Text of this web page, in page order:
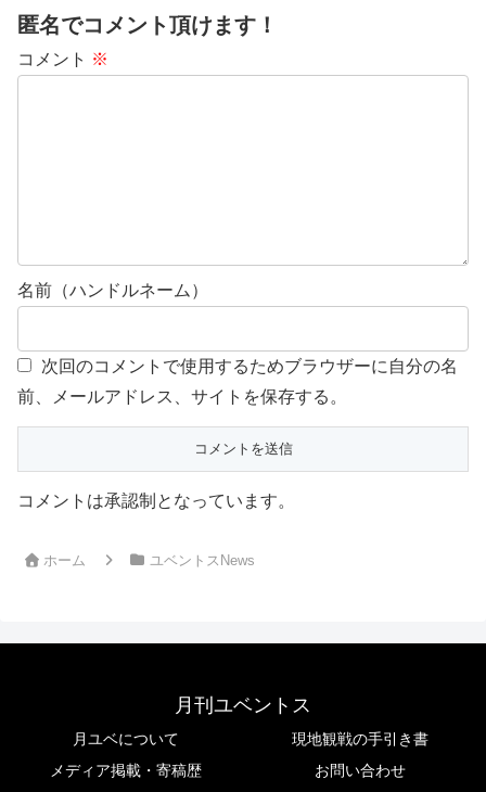
匿名でコメント頂けます！
コメント ※
名前（ハンドルネーム）
次回のコメントで使用するためブラウザーに自分の名
前、メールアドレス、サイトを保存する。
コメントは承認制となっています。
ホーム ユベントスNews
月刊ユベントス
月ユベについて
現地観戦の手引き書
メディア掲載・寄稿歴
お問い合わせ